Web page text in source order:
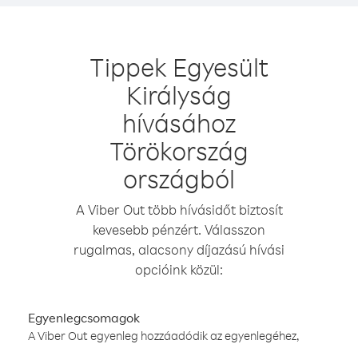
Tippek Egyesült
Királyság
hívásához
Törökország
országból
A Viber Out több hívásidőt biztosít
kevesebb pénzért. Válasszon
rugalmas, alacsony díjazású hívási
opcióink közül:
Egyenlegcsomagok
A Viber Out egyenleg hozzáadódik az egyenlegéhez,